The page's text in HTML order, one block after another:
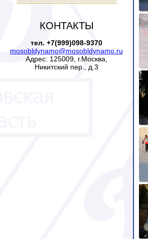
КОНТАКТЫ
тел. +7(999)098-9370
mosobldynamo@mosobldynamo.ru
Адрес: 125009, г.Москва,
Никитский пер., д.3